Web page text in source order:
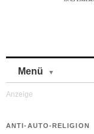
Menü
ANTI-AUTO-RELIGION